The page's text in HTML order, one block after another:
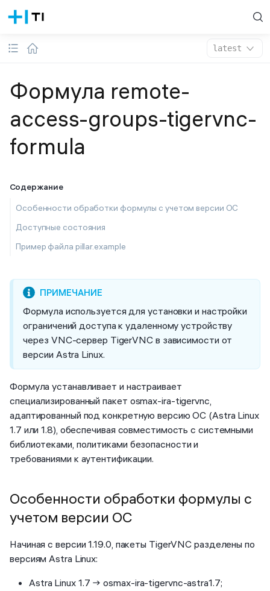
latest
Формула remote-
access-groups-tigervnc-
formula
Содержание
Особенности обработки формулы с учетом версии ОС
Доступные состояния
Пример файла pillar.example
Формула используется для установки и настройки
ограничений доступа к удаленному устройству
через VNC-сервер TigerVNC в зависимости от
версии Astra Linux.
Формула устанавливает и настраивает
специализированный пакет osmax-ira-tigervnc,
адаптированный под конкретную версию ОС (Astra Linux
1.7 или 1.8), обеспечивая совместимость с системными
библиотеками, политиками безопасности и
требованиями к аутентификации.
Особенности обработки формулы с
учетом версии ОС
Начиная с версии 1.19.0, пакеты TigerVNC разделены по
версиям Astra Linux:
Astra Linux 1.7 → osmax-ira-tigervnc-astra1.7;